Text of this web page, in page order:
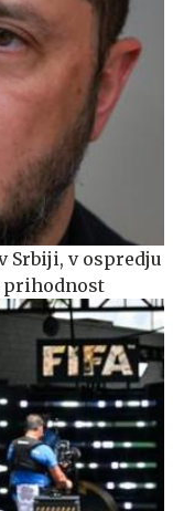
Srbiji, v ospredju
prihodnost